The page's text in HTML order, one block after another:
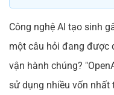
Công nghệ AI tạo sinh
một câu hỏi đang được
vận hành chúng?
sử dụng nhiều vốn nhất